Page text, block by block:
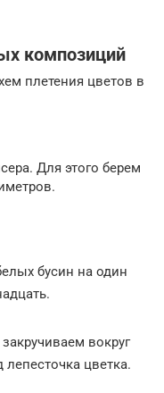
композиций
плетения цветов в
Для этого берем
бусин на один
вокруг
цветка.